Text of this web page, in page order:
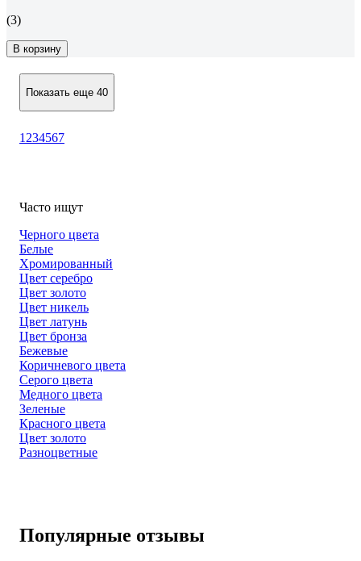
(3)
В корзину
Показать еще 40
1 234567
Часто ищут
Черного цвета
Белые
Хромированный
Цвет серебро
Цвет золото
Цвет никель
Цвет латунь
Цвет бронза
Бежевые
Коричневого цвета
Серого цвета
Медного цвета
Зеленые
Красного цвета
Цвет золото
Разноцветные
Популярные отзывы